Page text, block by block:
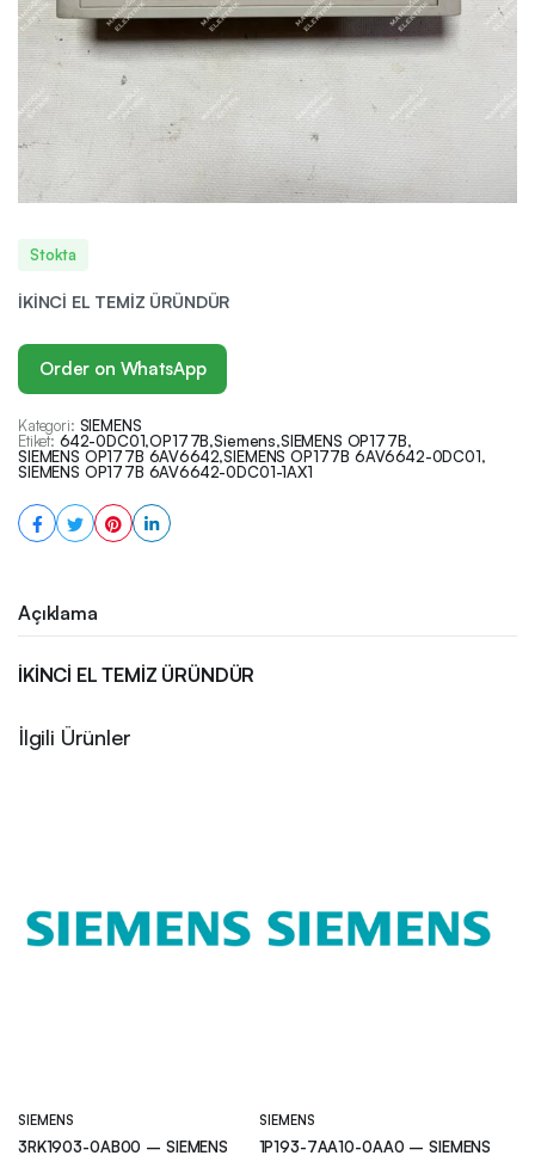
Stokta
İKİNCİ EL TEMİZ ÜRÜNDÜR
Order on WhatsApp
Kategori: SIEMENS
Etiket: 642-0DC01,OP177B,Siemens,SIEMENS OP177B,
SIEMENS OP177B 6AV6642,SIEMENS OP177B 6AV6642-0DC01,
SIEMENS OP177B 6AV6642-0DC01-1AX1
Açıklama
İKİNCİ EL TEMİZ ÜRÜNDÜR
İlgili Ürünler
SIEMENS
3RK1903-0AB00 – SIEMENS
SIEMENS
1P193-7AA10-0AA0 – SIEMENS